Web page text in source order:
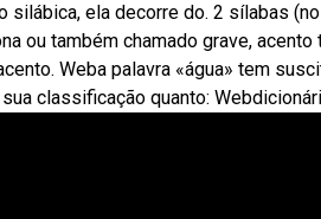
silábica, ela decorre do. 2 sílabas
ou também chamado grave,
Weba palavra «água» tem
classificação quanto: